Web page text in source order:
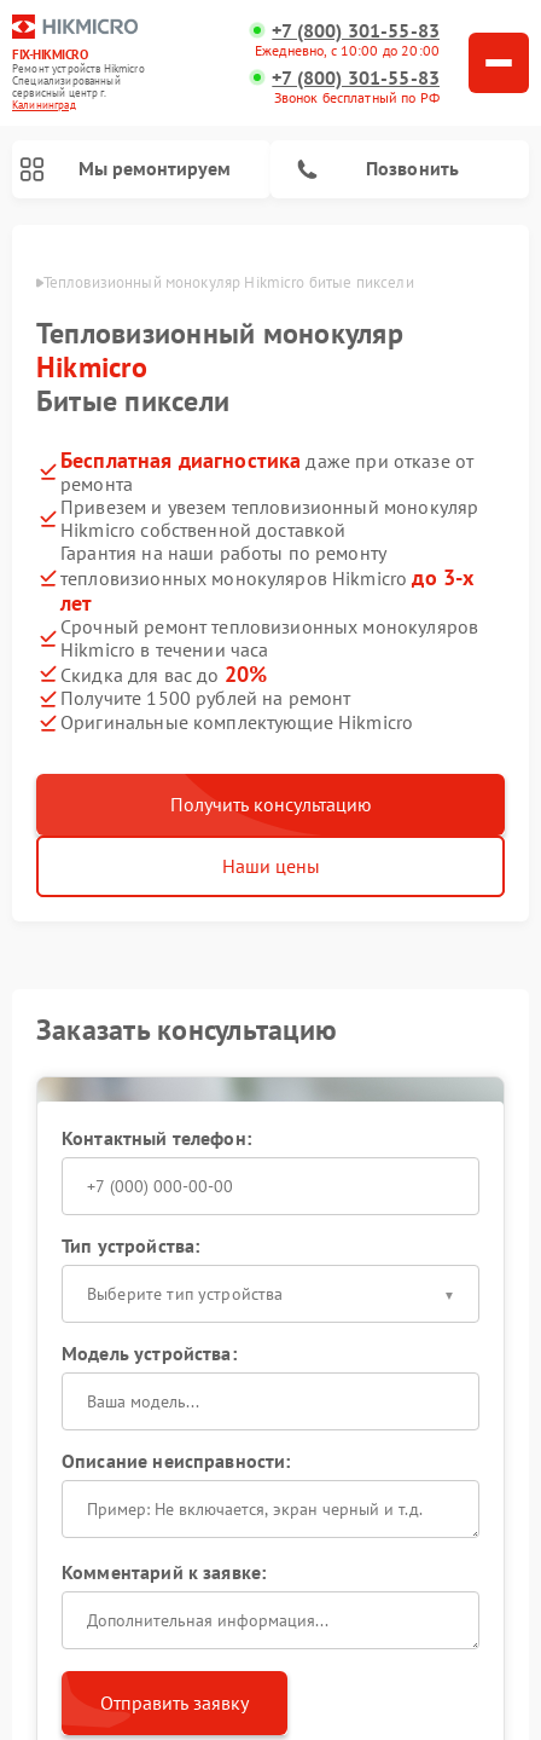
FIX-HIKMICRO
Ремонт устройств Hikmicro
Специализированный
cервисный центр г.
Калининград
+7 (800) 301-55-83
Ежедневно, с 10:00 до 20:00
+7 (800) 301-55-83
Звонок бесплатный по РФ
Мы ремонтируем Позвонить
Тепловизионный монокуляр Hikmicro битые пиксели
Тепловизионный монокуляр
Hikmicro
Битые пиксели
Бесплатная диагностика даже при отказе от
ремонта
Привезем и увезем тепловизионный монокуляр
Hikmicro собственной доставкой
Гарантия на наши работы по ремонту
тепловизионных монокуляров Hikmicroдо 3-х
лет
Срочный ремонт тепловизионных монокуляров
Hikmicro в течении часа
Скидка для вас до 20%
Получите 1500 рублей на ремонт
Оригинальные комплектующие Hikmicro
Получить консультацию
Наши цены
Заказать консультацию
Контактный телефон:
Тип устройства:
Выберите тип устройства
Модель устройства:
Описание неисправности:
Комментарий к заявке:
Отправить заявку